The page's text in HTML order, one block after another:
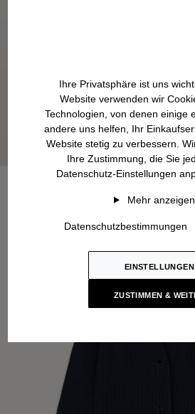
Ihre Privatsphäre ist uns
Website verwenden wir
Technologien, von denen einige
andere uns helfen, Ihr
Website stetig zu verbessern.
Ihre Zustimmung, die Sie
Datenschutz-Einstellungen
Mehr
Datenschutzbestimmungen
EINSTELLUNGEN
ZUSTIMMEN &